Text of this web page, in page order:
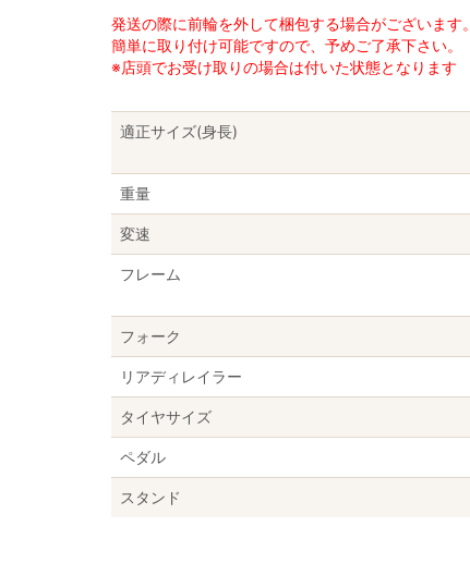
発送の際に前輪を外して梱包する場合がございます。
簡単に取り付け可能ですので、予めご了承下さい。
※店頭でお受け取りの場合は付いた状態となります
適正サイズ(身長)
重量
変速
フレーム
フォーク
リアディレイラー
タイヤサイズ
ペダル
スタンド